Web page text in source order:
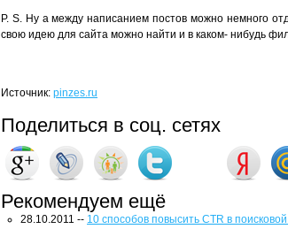
P. S. Ну а между написанием постов можно немного
свою идею для сайта можно найти и в каком- нибудь
Источник: pinzes.ru
Поделиться в соц. сетях
Рекомендуем ещё
28.10.2011 -- 10 способов повысить CTR в